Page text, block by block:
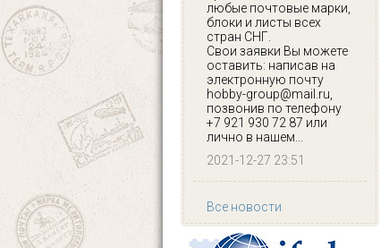
любые почтовые марки,
блоки и листы всех
стран СНГ.
Свои заявки Вы можете
оставить: написав на
электронную почту
hobby-group@mail.ru,
позвонив по телефону
+7 921 930 72 87 или
лично в нашем...
2021-12-27 23:51
Все новости